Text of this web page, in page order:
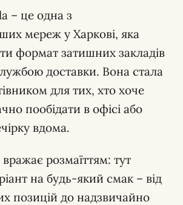
– це одна з
мереж у Харкові, яка
формат затишних закладів
доставки. Вона стала
для тих, хто хоче
пообідати в офісі або
вдома.
розмаїттям: тут
на будь-який смак – від
позицій до надзвичайно